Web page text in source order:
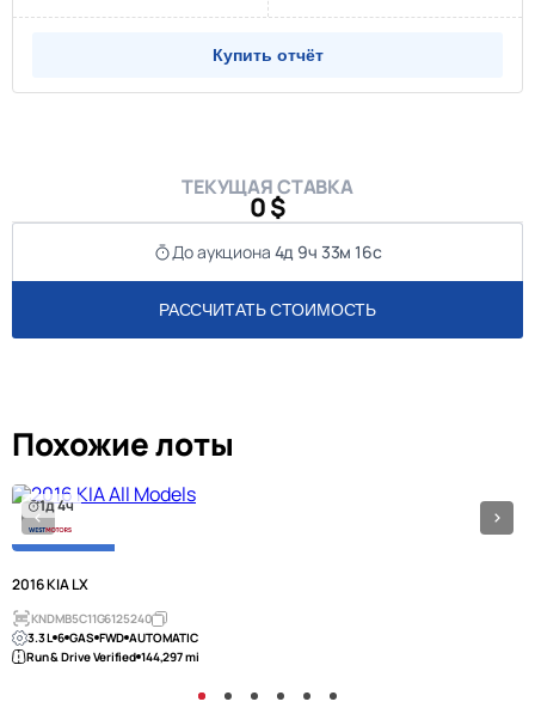
Купить отчёт
ТЕКУЩАЯ СТАВКА
0 $
До аукциона 4д 9ч 33м 16с
РАССЧИТАТЬ СТОИМОСТЬ
Похожие лоты
1д 4ч
2016 KIA LX
KNDMB5C11G6125240
3.3 L 6 GAS FWD AUTOMATIC
Run & Drive Verified 144,297 mi